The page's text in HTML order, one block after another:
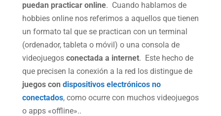
puedan practicar online. Cuando hablamos de
hobbies online nos referimos a aquellos que tienen
un formato tal que se practican con un terminal
(ordenador, tableta o móvil) o una consola de
videojuegos conectada a internet. Este hecho de
que precisen la conexión a la red los distingue de
juegos con dispositivos electrónicos no
conectados, como ocurre con muchos videojuegos
o apps «offline»..